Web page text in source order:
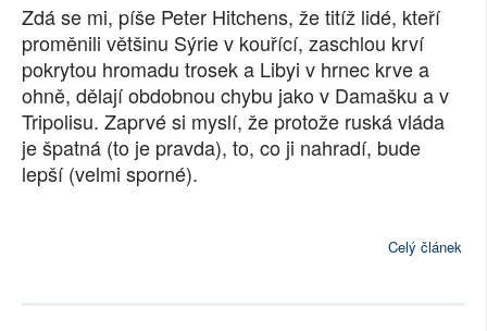
Zdá se mi, píše Peter Hitchens, že titíž lidé, kteří
proměnili většinu Sýrie v kouřící, zaschlou krví
pokrytou hromadu trosek a Libyi v hrnec krve a
ohně, dělají obdobnou chybu jako v Damašku a v
Tripolisu. Zaprvé si myslí, že protože ruská vláda
je špatná (to je pravda), to, co ji nahradí, bude
lepší (velmi sporné).
Celý článek